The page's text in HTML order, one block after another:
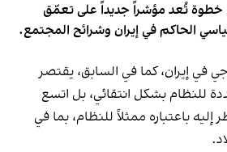
خطوة تُعد مؤشراً جديداً على تعمّق
الحاكم في إيران وشرائح المجتمع.
في إيران، كما في السابق، يقتصر
للنظام بشكل انتقائي، بل اتسع
باعتباره ممثلاً للنظام، بما في